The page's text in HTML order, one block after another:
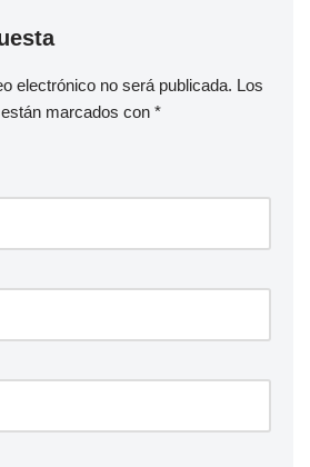
electrónico no será publicada. Los
marcados con *